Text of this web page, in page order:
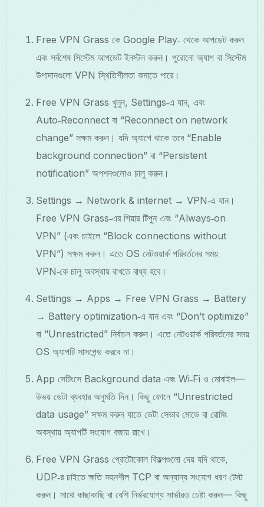
Free VPN Grass কে Google Play‑ থেকে আপডেট করুন
এবং সর্বশেষ সিস্টেম আপডেট ইনস্টল করুন। পুরোনো অ্যাপ বা সিস্টেম
উপাদানগুলো VPN স্থিতিশীলতা কমাতে পারে।
Free VPN Grass খুলুন, Settings‑এ যান, এবং
Auto‑Reconnect বা “Reconnect on network
change” সক্ষম করুন। যদি অ্যাপে থাকে তবে “Enable
background connection” বা “Persistent
notification” অপশনগুলোও চালু করুন।
Settings → Network & internet → VPN‑এ যান।
Free VPN Grass‑এর গিয়ার টিপুন এবং “Always‑on
VPN” (এবং চাইলে “Block connections without
VPN”) সক্ষম করুন। এতে OS নেটওয়ার্ক পরিবর্তনের সময়
VPN‑কে চালু অবস্থায় রাখতে বাধ্য হবে।
Settings → Apps → Free VPN Grass → Battery
→ Battery optimization‑এ যান এবং “Don’t optimize”
বা “Unrestricted” নির্বাচন করুন। এতে নেটওয়ার্ক পরিবর্তনের সময়
OS অ্যাপটি সাসপেন্ড করবে না।
App সেটিংসে Background data এবং Wi‑Fi ও মোবাইল—
উভয় ডেটা ব্যবহার অনুমতি দিন। কিছু ফোনে “Unrestricted
data usage” সক্ষম করুন যাতে ডেটা সেভার মোডে বা রোমিং
অবস্থায় অ্যাপটি সংযোগ বজায় রাখে।
Free VPN Grass প্রোটোকোল বিকল্পগুলো দেয় যদি থাকে,
UDP‑র চাইতে ক্ষতি সহনশীল TCP বা অন্যান্য সংযোগ ধরণ টেস্ট
করুন। সাথে কাছাকাছি বা বেশি নির্ভরযোগ্য সার্ভারও চেষ্টা করুন— কিছু